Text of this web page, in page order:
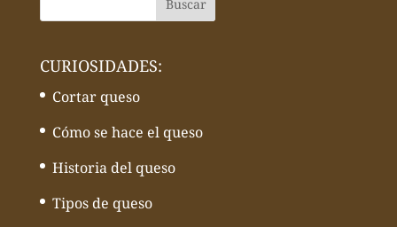
CURIOSIDADES:
Cortar queso
Cómo se hace el queso
Historia del queso
Tipos de queso